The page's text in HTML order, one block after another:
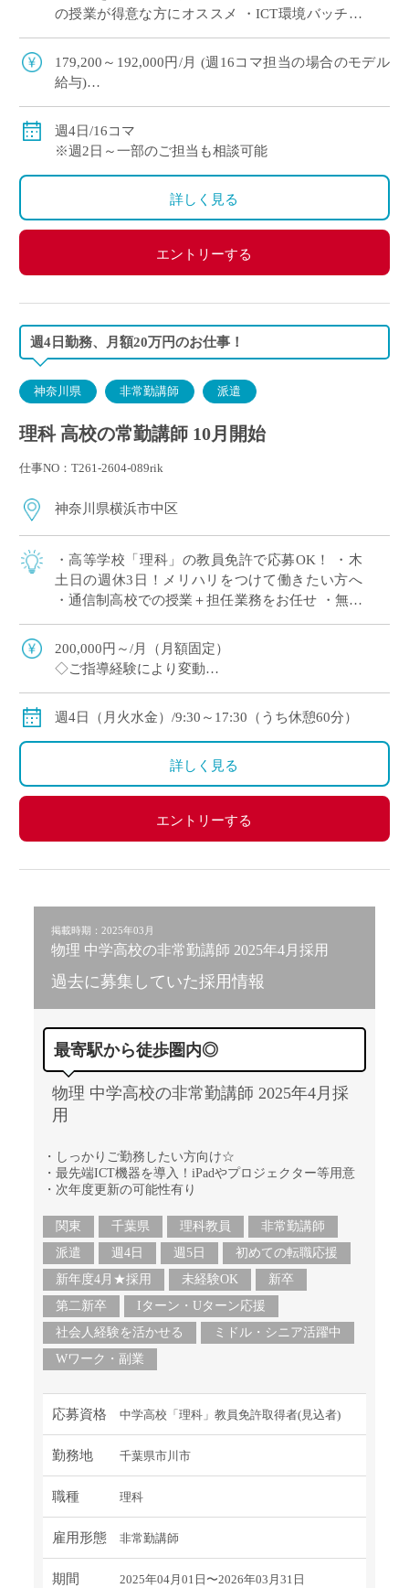
の授業が得意な方にオススメ ・ICT環境バッチリ
179,200～192,000円/月 (週16コマ担当の場合のモデル
給与)
◇交通費別途支給
週4日/16コマ
※週2日～一部のご担当も相談可能
詳しく見る
エントリーする
週4日勤務、月額20万円のお仕事！
神奈川県 非常勤講師 派遣
理科 高校の常勤講師 10月開始
仕事NO：T261-2604-089rik
神奈川県横浜市中区
・高等学校「理科」の教員免許で応募OK！ ・木
土日の週休3日！メリハリをつけて働きたい方へ
・通信制高校での授業＋担任業務をお任せ ・無学
に寄り添いたい方へオススメ
200,000円～/月（月額固定）
◇ご指導経験により変動
週4日（月火水金）/9:30～17:30（うち休憩60分）
詳しく見る
エントリーする
掲載時期：2025年03月
物理 中学高校の非常勤講師 2025年4月採用
過去に募集していた採用情報
最寄駅から徒歩圏内◎
物理 中学高校の非常勤講師 2025年4月採
用
・しっかりご勤務したい方向け☆
・最先端ICT機器を導入！iPadやプロジェクター等用意
・次年度更新の可能性有り
関東 千葉県 理科教員
非常勤講師
派遣
週4日 週5日
初めての転職応援
新年度4月★採用
未経験OK
新卒
第二新卒
Iターン・Uターン応援
社会人経験を活かせる
ミドル・シニア活躍中
Wワーク・副業
応募資格 中学高校「理科」教員免許取得者(見込者)
勤務地 千葉県市川市
職種 理科
雇用形態 非常勤講師
期間 2025年04月01日〜2026年03月31日